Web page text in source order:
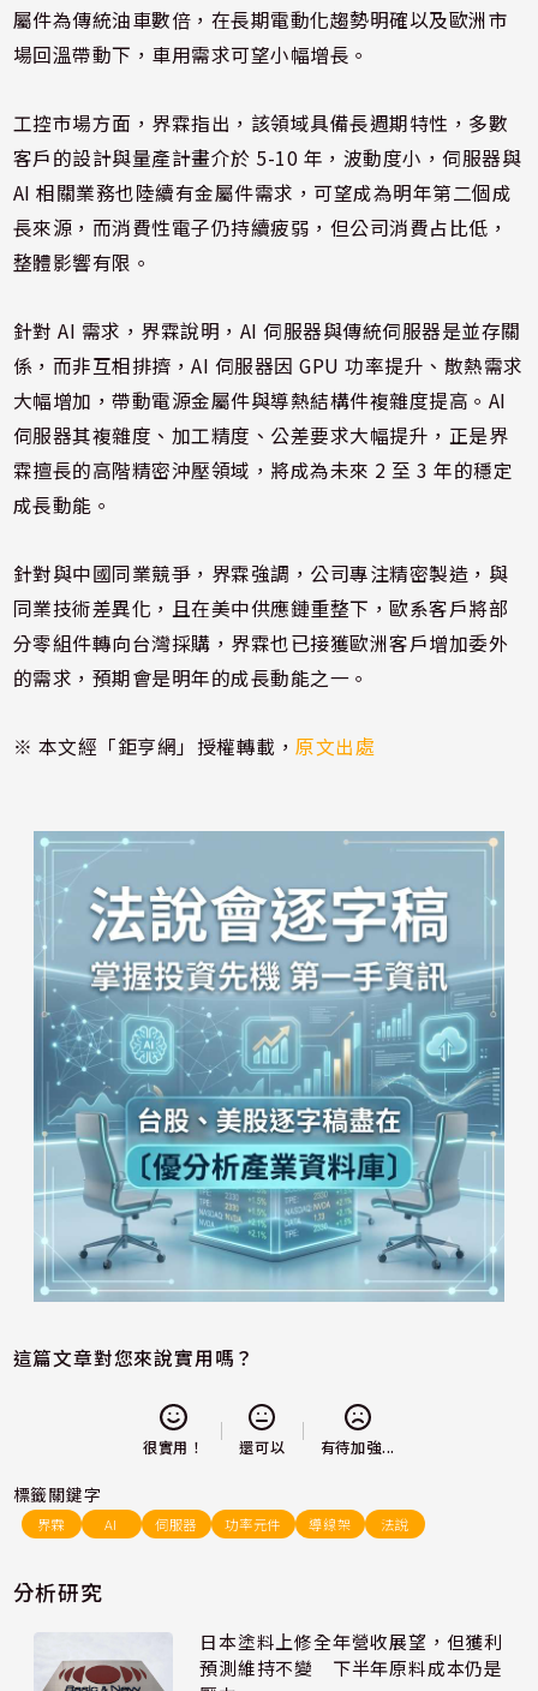
屬件為傳統油車數倍，在長期電動化趨勢明確以及歐洲市
場回溫帶動下，車用需求可望小幅增長。
工控市場方面，界霖指出，該領域具備長週期特性，多數
客戶的設計與量產計畫介於 5-10 年，波動度小，伺服器與
AI 相關業務也陸續有金屬件需求，可望成為明年第二個成
長來源，而消費性電子仍持續疲弱，但公司消費占比低，
整體影響有限。
針對 AI 需求，界霖說明，AI 伺服器與傳統伺服器是並存關
係，而非互相排擠，AI 伺服器因 GPU 功率提升、散熱需求
大幅增加，帶動電源金屬件與導熱結構件複雜度提高。AI
伺服器其複雜度、加工精度、公差要求大幅提升，正是界
霖擅長的高階精密沖壓領域，將成為未來 2 至 3 年的穩定
成長動能。
針對與中國同業競爭，界霖強調，公司專注精密製造，與
同業技術差異化，且在美中供應鏈重整下，歐系客戶將部
分零組件轉向台灣採購，界霖也已接獲歐洲客戶增加委外
的需求，預期會是明年的成長動能之一。
※ 本文經「鉅亨網」授權轉載，原文出處
這篇文章對您來說實用嗎？
很實用！ 還可以 有待加強...
標籤關鍵字
界霖 AI 伺服器 功率元件 導線架 法說
分析研究
日本塗料上修全年營收展望，但獲利
預測維持不變 下半年原料成本仍是